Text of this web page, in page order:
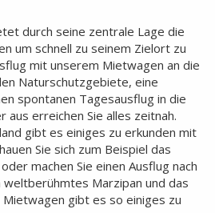
durch seine zentrale Lage die
um schnell zu seinem Zielort zu
mit unserem Mietwagen an die
Naturschutzgebiete, eine
spontanen Tagesausflug in die
aus erreichen Sie alles zeitnah.
gibt es einiges zu erkunden mit
Sie sich zum Beispiel das
machen Sie einen Ausflug nach
weltberühmtes Marzipan und das
gibt es so einiges zu